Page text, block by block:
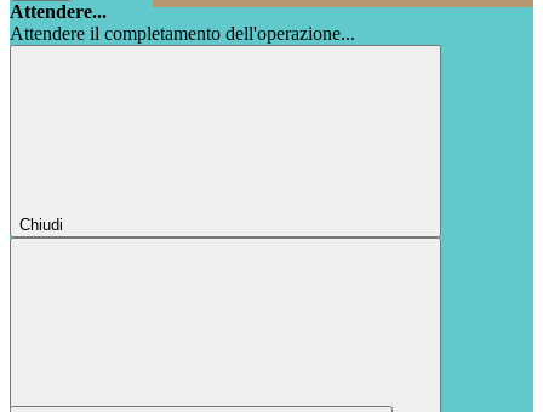
Attendere...
Attendere il completamento dell'operazione...
Chiudi